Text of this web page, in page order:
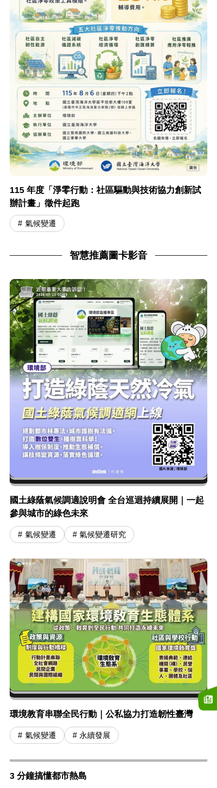
115 年度「淨零行動：社區驅動與技術協力創新試
辦計畫」徵件起跑
氣候變遷
智慧推薦圖卡影音
國土綠蔭氣候調適說明會 全台巡迴持續展開｜一起
參與城市的綠色未來
氣候變遷 氣候變遷研究
環境教育串聯全民行動｜公私協力打造韌性臺灣
氣候變遷 永續發展
3 分鐘搞懂都市熱島